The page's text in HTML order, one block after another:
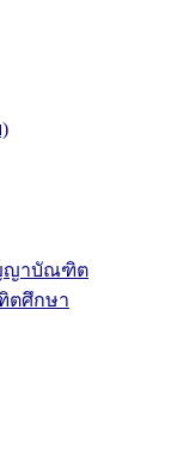
ญาบัณฑิต
ตศึกษา